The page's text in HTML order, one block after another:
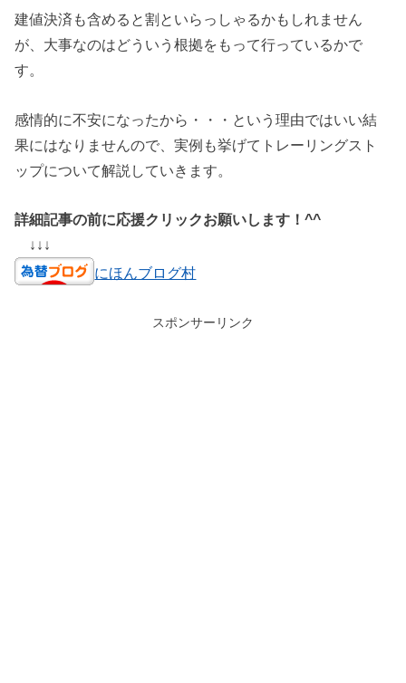
建値決済も含めると割といらっしゃるかもしれません
が、大事なのはどういう根拠をもって行っているかで
す。
感情的に不安になったから・・・という理由ではいい結
果にはなりませんので、実例も挙げてトレーリングスト
ップについて解説していきます。
詳細記事の前に応援クリックお願いします！^^
↓↓↓
にほんブログ村
スポンサーリンク